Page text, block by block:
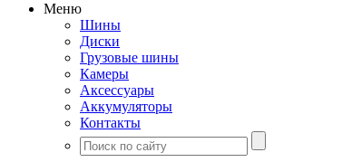
Меню
Шины
Диски
Грузовые шины
Камеры
Аксессуары
Аккумуляторы
Контакты